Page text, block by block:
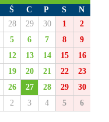
28 29 30 1 2
5 6 7 8 9
12 13 14 15 16
19 20 21 22 23
26 27 28 29 30
2 3 4 5 6
Ś C P S N